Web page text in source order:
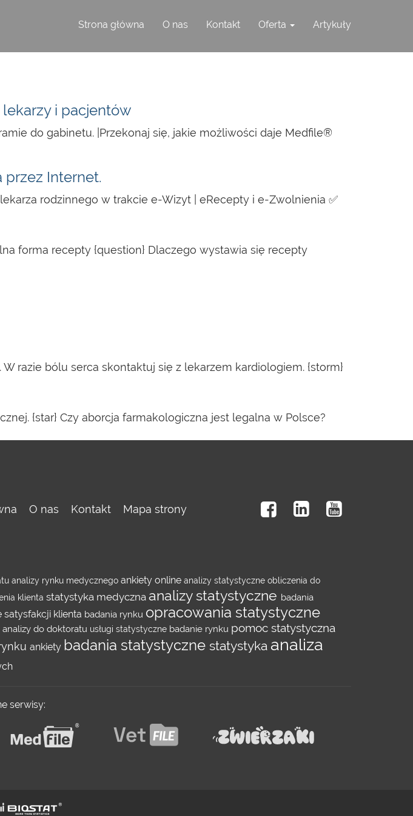
Strona główna O nas Kontakt Oferta Artykuły
i pacjentów
do gabinetu. |Przekonaj się, jakie możliwości daje Medfile®
przez Internet.
rodzinnego w trakcie e-Wizyt | eRecepty i e-Zwolnienia ✅
forma recepty {question} Dlaczego wystawia się recepty
razie bólu serca skontaktuj się z lekarzem kardiologiem. {storm}
{star} Czy aborcja farmakologiczna jest legalna w Polsce?
O nas Kontakt Mapa strony
analizy rynku medycznego ankiety online analizy statystyczne obliczenia do
klienta statystyka medyczna analizy statystyczne badania
satysfakcji klienta badania rynku opracowania statystyczne
analizy do doktoratu usługi statystyczne badanie rynku pomoc statystyczna
ankiety badania statystyczne statystyka analiza
serwisy: